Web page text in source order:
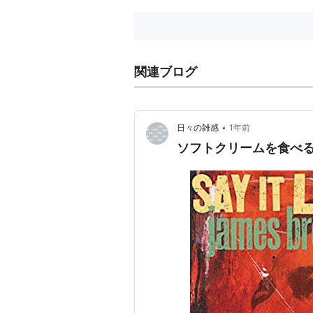
関連ブログ
日々の雑感 • 1年前
ソフトクリームを食べ